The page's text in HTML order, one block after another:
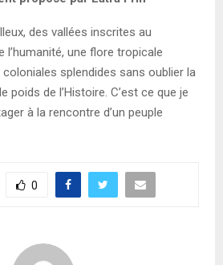
des vallées inscrites au
l’humanité, une flore tropicale
splendides sans oublier la
poids de l’Histoire. C’est ce que je
à la rencontre d’un peuple
0